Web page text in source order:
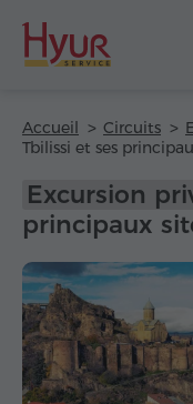
Accueil Circuits
Tbilissi et ses
Excursion
principaux